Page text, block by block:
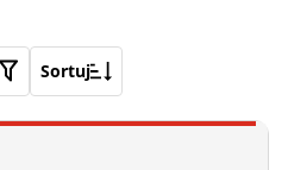
Sortuj